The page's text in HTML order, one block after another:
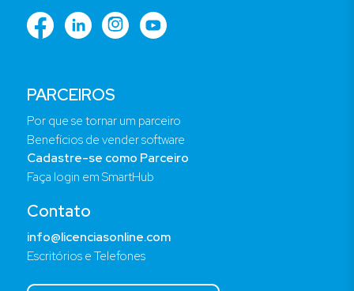
PARCEIROS
Por que se tornar um parceiro
Benefícios de vender software
Cadastre-se como Parceiro
Faça login em SmartHub
Contato
info@licenciasonline.com
Escritórios e Telefones